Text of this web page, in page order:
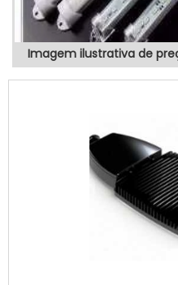
Imagem ilustrativa de